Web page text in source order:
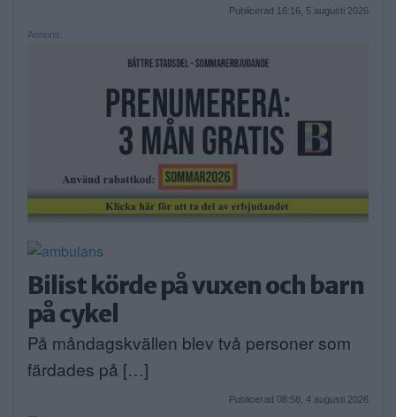
Publicerad 16:16, 5 augusti 2026
Annons:
Bilist körde på vuxen och barn
på cykel
På måndagskvällen blev två personer som
färdades på […]
Publicerad 08:58, 4 augusti 2026